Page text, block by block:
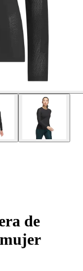
de